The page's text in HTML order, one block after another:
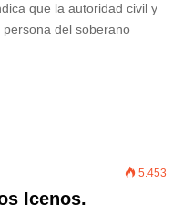
que la autoridad civil y
del soberano
5.453
Icenos.